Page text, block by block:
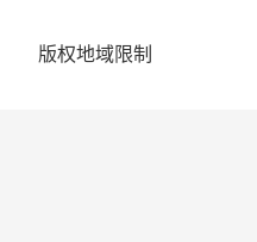
版权地域限制